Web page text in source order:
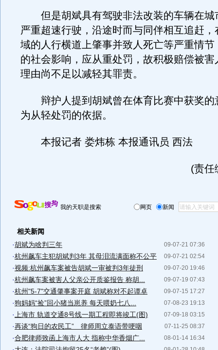
但是胡斌具有驾驶非法改装的车辆在城
严重超速行驶，沿途时而与同伴相互追赶
域的人行横道上肇事并致人死亡等严重情节
的社会影响，应从重处罚，故积极赔偿被害
理由尚不足以减轻其罪责。
辩护人提到胡斌曾在体育比赛中获奖的
为从轻处罚的依据。
本报记者 娄炜栋 本报通讯员 西法
(责任
我的天职是搜索 网页 新闻
相关新闻
09-07-21 07:36
·胡斌为啥判三年
09-07-21 02:54
·杭州飙车主犯胡斌判3年 其母泪流满面称不公平
09-07-20 19:46
·视频:杭州飙车案被告胡斌一审被判3年徒刑
09-07-19 07:43
·杭州飙车案被害人父亲公开质鉴报告 称胡...
09-07-15 17:27
·杭州"5-7"交通肇事案开庭 胡斌称对不起谭卓
07-08-23 19:13
·狗妈妈“捡”回小猪当崽养 每天喂奶七八...
07-09-18 03:15
· 上海市 轨道交通8号线一期工程即将竣工(图)
07-11-25 08:37
·再谈“狗日的农民工” 律师周立泰语带哽咽
08-01-14 16:34
·合肥律师致函上海市人大 指称中华香烟广...